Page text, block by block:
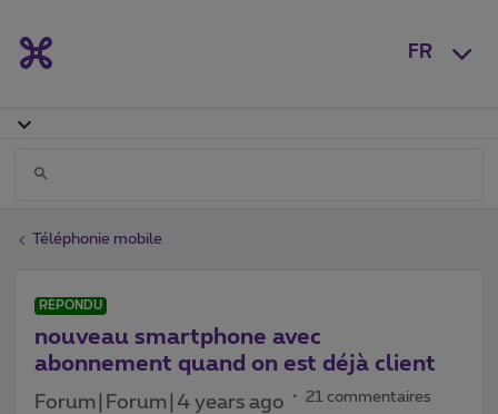
FR
Téléphonie mobile
RÉPONDU
nouveau smartphone avec
abonnement quand on est déjà client
Forum|Forum|4 years ago 21 commentaires